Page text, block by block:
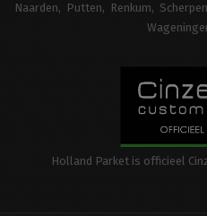
Naarden
Putten Renkum
Holland Parket is officieel